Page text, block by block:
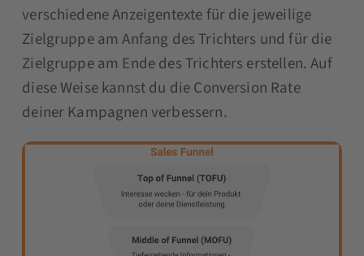
verschiedene Anzeigentexte für die jeweilige
Zielgruppe am Anfang des Trichters und für die
Zielgruppe am Ende des Trichters erstellen. Auf
diese Weise kannst du die Conversion Rate
deiner Kampagnen verbessern.